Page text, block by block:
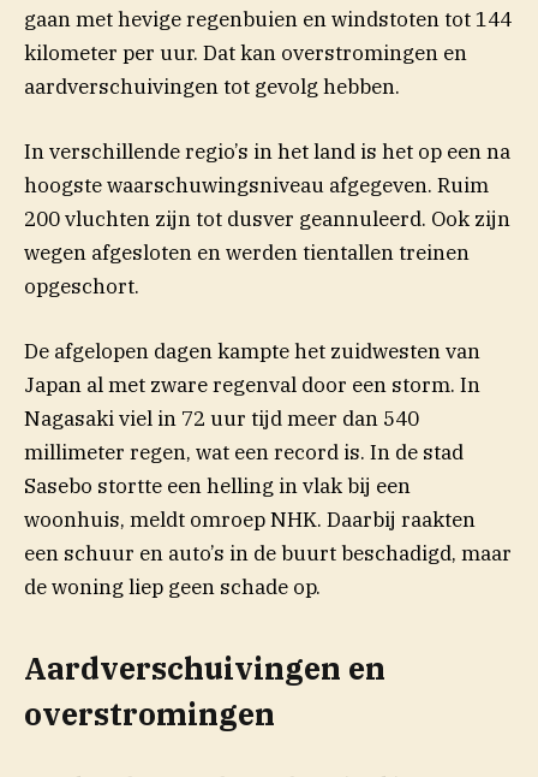
gaan met hevige regenbuien en windstoten tot 144
kilometer per uur. Dat kan overstromingen en
aardverschuivingen tot gevolg hebben.
In verschillende regio’s in het land is het op een na
hoogste waarschuwingsniveau afgegeven. Ruim
200 vluchten zijn tot dusver geannuleerd. Ook zijn
wegen afgesloten en werden tientallen treinen
opgeschort.
De afgelopen dagen kampte het zuidwesten van
Japan al met zware regenval door een storm. In
Nagasaki viel in 72 uur tijd meer dan 540
millimeter regen, wat een record is. In de stad
Sasebo stortte een helling in vlak bij een
woonhuis, meldt omroepNHK. (opent in nieuw
Daarbij raakten
een schuur en auto’s in de buurt beschadigd, maar
de woning liep geen schade op.
Aardverschuivingen en
overstromingen